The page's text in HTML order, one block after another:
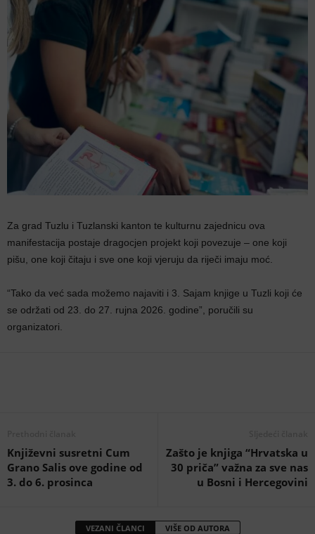
Za grad Tuzlu i Tuzlanski kanton te kulturnu zajednicu ova
manifestacija postaje dragocjen projekt koji povezuje – one koji
pišu, one koji čitaju i sve one koji vjeruju da riječi imaju moć.
“Tako da već sada možemo najaviti i 3. Sajam knjige u Tuzli koji će
se održati od 23. do 27. rujna 2026. godine”, poručili su
organizatori.
Književni susretni Cum
Grano Salis ove godine od
3. do 6. prosinca
Zašto je knjiga “Hrvatska u
30 priča” važna za sve nas
u Bosni i Hercegovini
VEZANI ČLANCI VIŠE OD AUTORA